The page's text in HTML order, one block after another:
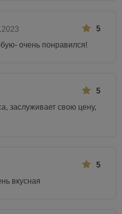
5
очень понравился!
5
заслуживает свою цену,
5
вкусная